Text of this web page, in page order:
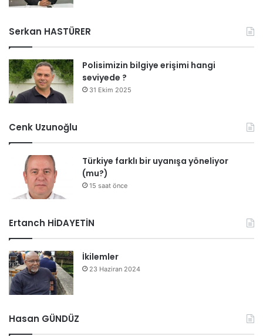
Serkan HASTÜRER
Polisimizin bilgiye erişimi hangi
seviyede ?
31 Ekim 2025
Cenk Uzunoğlu
Türkiye farklı bir uyanışa yöneliyor
(mu?)
15 saat önce
Ertanch HİDAYETİN
İkilemler
23 Haziran 2024
Hasan GÜNDÜZ